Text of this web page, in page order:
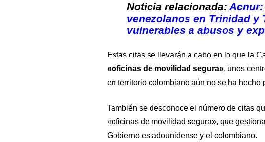
Noticia relacionada: Acnur:
venezolanos en Trinidad y
vulnerables a abusos y
Estas citas se llevarán a cabo en lo que la
«oficinas de movilidad segura», unos
en territorio colombiano aún no se ha hecho
También se desconoce el número de citas
«oficinas de movilidad segura», que
Gobierno estadounidense y el colombiano.